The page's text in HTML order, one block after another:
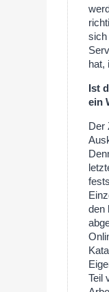
sich
hat,
Ist
ein
Der
den
Teil